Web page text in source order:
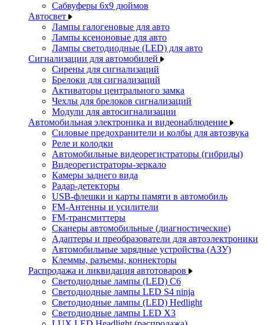
Сабвуферы 6x9 дюймов
Автосвет
Лампы галогеновые для авто
Лампы ксеноновые для авто
Лампы светодиодные (LED) для авто
Сигнализации для автомобилей
Сирены для сигнализаций
Брелоки для сигнализаций
Активаторы центрального замка
Чехлы для брелоков сигнализаций
Модули для автосигнализации
Автомобильная электроника и видеонаблюдение
Силовые предохранители и колбы для автозвука
Реле и колодки
Автомобильные видеорегистраторы (гибриды)
Видеорегистраторы-зеркало
Камеры заднего вида
Радар-детекторы
USB-флешки и карты памяти в автомобиль
FM-Антенны и усилители
FM-трансмиттеры
Сканеры автомобильные (диагностические)
Адаптеры и преобразователи для автоэлектроники
Автомобильные зарядные устройства (АЗУ)
Клеммы, разъемы, коннекторы
Распродажа и ликвидация автотоваров
Светодиодные лампы (LED) C6
Светодиодные лампы LED S4 ninja
Светодиодные лампы (LED) Hedlight
Светодиодные лампы LED X3